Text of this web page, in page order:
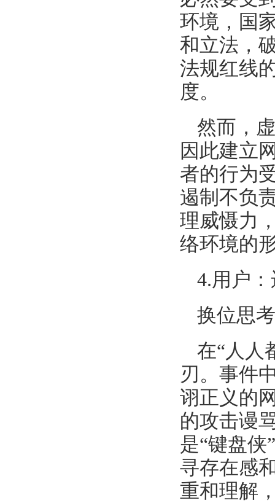
环境，国
和立法，
法规红线
度。
然而，
因此建立
者的行为
遏制不负
理威慑力
络环境的
4.用户
换位思
在“人人
刃。事件
诩正义的
的攻击谩
是“键盘
寻存在感
重和理解